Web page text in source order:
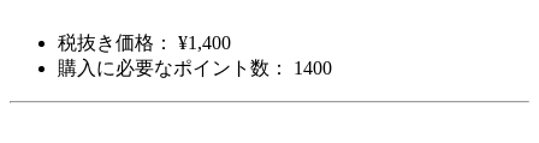
税抜き価格： ¥1,400
購入に必要なポイント数： 1400